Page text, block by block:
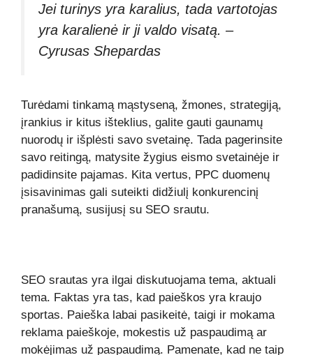
Jei turinys yra karalius, tada vartotojas
yra karalienė ir ji valdo visatą. –
Cyrusas Shepardas
Turėdami tinkamą mąstyseną, žmones, strategiją,
įrankius ir kitus išteklius, galite gauti gaunamų
nuorodų ir išplėsti savo svetainę. Tada pagerinsite
savo reitingą, matysite žygius eismo svetainėje ir
padidinsite pajamas. Kita vertus, PPC duomenų
įsisavinimas gali suteikti didžiulį konkurencinį
pranašumą, susijusį su SEO srautu.
SEO srautas yra ilgai diskutuojama tema, aktuali
tema. Faktas yra tas, kad paieškos yra kraujo
sportas. Paieška labai pasikeitė, taigi ir mokama
reklama paieškoje, mokestis už paspaudimą ar
mokėjimas už paspaudimą. Pamenate, kad ne taip